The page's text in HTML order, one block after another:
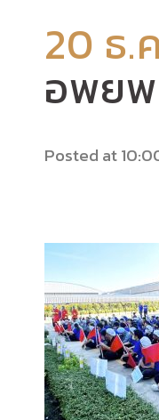
20 ธ.
อพยพ
Posted at